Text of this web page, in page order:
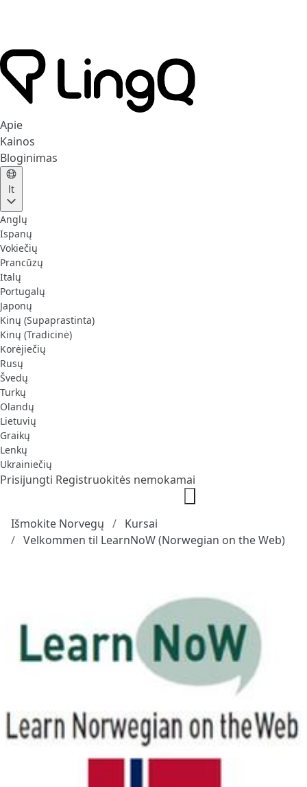
Apie
Kainos
Bloginimas
lt
Anglų
Ispanų
Vokiečių
Prancūzų
Italų
Portugalų
Japonų
Kinų (Supaprastinta)
Kinų (Tradicinė)
Korėjiečių
Rusų
Švedų
Turkų
Olandų
Lietuvių
Graikų
Lenkų
Ukrainiečių
Prisijungti Registruokitės nemokamai
Išmokite Norvegų
Kursai
Velkommen til LearnNoW (Norwegian on the Web)